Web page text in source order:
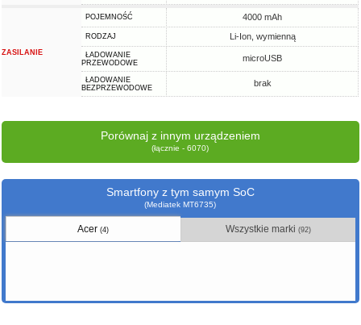
ZASILANIE
POJEMNOŚĆ 4000 mAh
RODZAJ Li-Ion, wymienną
ŁADOWANIE
PRZEWODOWE
microUSB
ŁADOWANIE
BEZPRZEWODOWE
brak
Porównaj z innym urządzeniem
(łącznie - 6070)
Smartfony z tym samym SoC
(Mediatek MT6735)
Acer(4) Wszystkie marki (92)